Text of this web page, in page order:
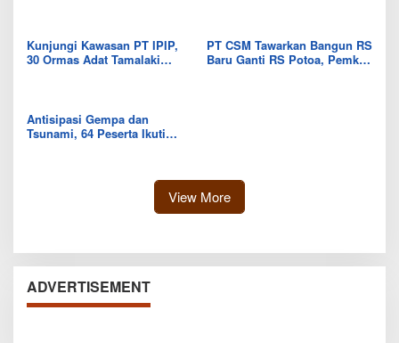
Kunjungi Kawasan PT IPIP,
30 Ormas Adat Tamalaki
PT CSM Tawarkan Bangun RS
Baru Ganti RS Potoa, Pemkab
Antisipasi Gempa dan
Tsunami, 64 Peserta Ikuti
View More
ADVERTISEMENT